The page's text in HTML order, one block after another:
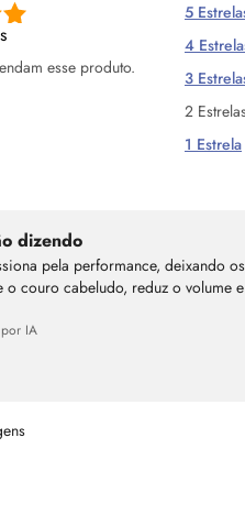
esse produto.
5
4
3
2
1 Estrela
dizendo
pela performance, deixando
o couro cabeludo, reduz o
IA